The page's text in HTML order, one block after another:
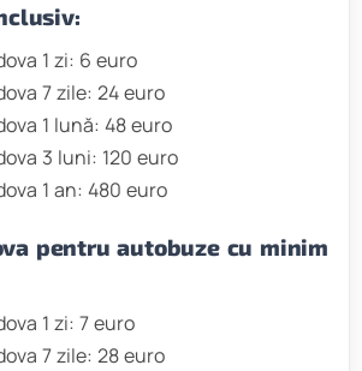
1 zi: 6 euro
7 zile: 24 euro
1 lună: 48 euro
3 luni: 120 euro
1 an: 480 euro
pentru autobuze cu minim
1 zi: 7 euro
7 zile: 28 euro